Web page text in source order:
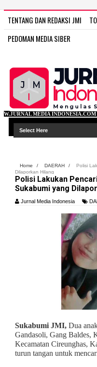
TENTANG DAN REDAKSI JMI
PEDOMAN MEDIA SIBER
Home / DAERAH /
Polisi
Dilaporkan Hilang
Polisi Lakukan
Sukabumi yang
Jurnal Media Indonesia
Sukabumi JMI, Dua
Gandasoli, Gang Baldes,
Kecamatan Cireunghas,
turun tangan untuk